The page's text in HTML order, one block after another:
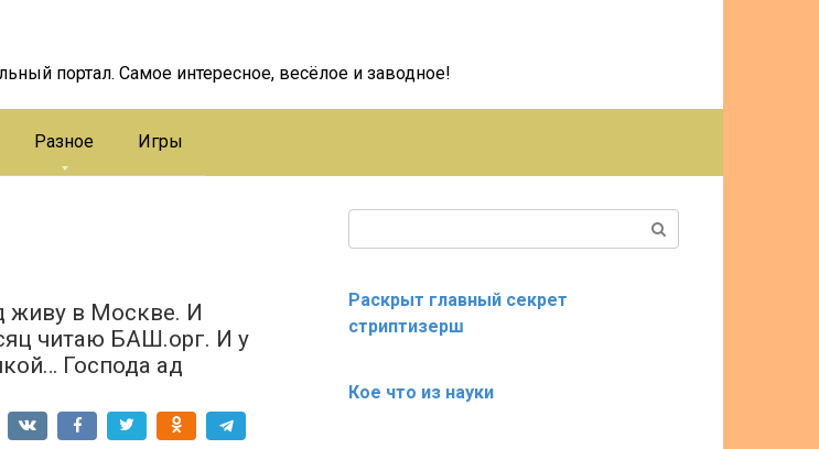
портал. Самое интересное, весёлое и заводное!
Разное Игры
живу в Москве. И
читаю БАШ.орг. И у
Господа ад
Раскрыт главный секрет
стриптизерш
Кое что из науки